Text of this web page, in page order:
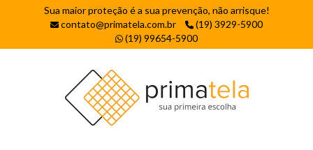
Sua maior proteção é a sua prevenção, não arrisque!
contato@primatela.com.br
(19) 3929-5900
(19) 99654-5900